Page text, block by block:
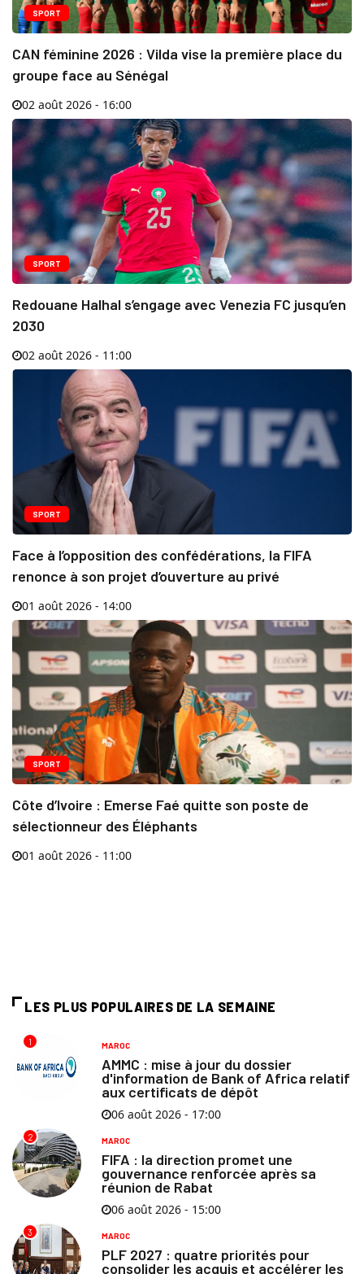
SPORT
CAN féminine 2026 : Vilda vise la première place du
groupe face au Sénégal
02 août 2026 - 16:00
SPORT
Redouane Halhal s’engage avec Venezia FC jusqu’en
2030
02 août 2026 - 11:00
SPORT
Face à l’opposition des confédérations, la FIFA
renonce à son projet d’ouverture au privé
01 août 2026 - 14:00
SPORT
Côte d’Ivoire : Emerse Faé quitte son poste de
sélectionneur des Éléphants
01 août 2026 - 11:00
LES PLUS POPULAIRES DE LA SEMAINE
1 MAROC
AMMC : mise à jour du dossier
d'information de Bank of Africa relatif
aux certificats de dépôt
06 août 2026 - 17:00
2 MAROC
FIFA : la direction promet une
gouvernance renforcée après sa
réunion de Rabat
06 août 2026 - 15:00
3 MAROC
PLF 2027 : quatre priorités pour
consolider les acquis et accélérer les